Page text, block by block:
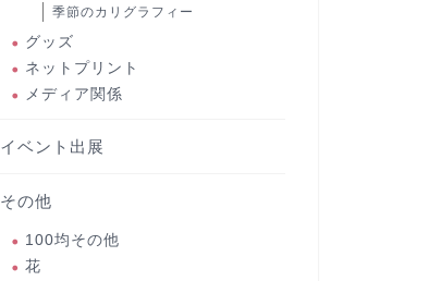
季節のカリグラフィー
グッズ
ネットプリント
メディア関係
イベント出展
その他
100均その他
花